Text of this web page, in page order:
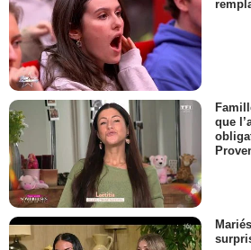
que